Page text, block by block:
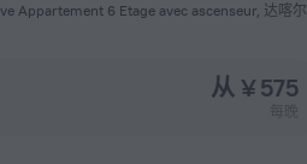
Appartement 6 Etage avec ascenseur, 达喀尔
从 ¥ 575